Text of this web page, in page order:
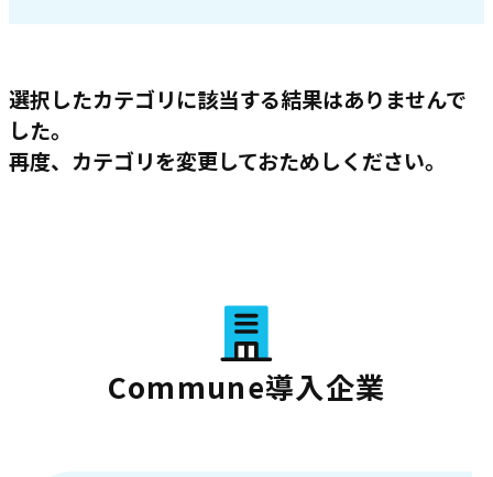
選択したカテゴリに該当する結果はありませんで
した。
再度、カテゴリを変更しておためしください。
Commune導入企業